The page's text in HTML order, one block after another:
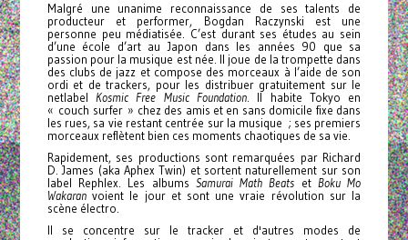
Malgré une unanime reconnaissance de ses talents de
producteur et performer, Bogdan Raczynski est une
personne peu médiatisée. C’est durant ses études au sein
d’une école d’art au Japon dans les années 90 que sa
passion pour la musique est née. Il joue de la trompette dans
des clubs de jazz et compose des morceaux à l’aide de son
ordi et de trackers, pour les distribuer gratuitement sur le
netlabelKosmic Free Music Foundation. Il habite Tokyo en
« couch surfer » chez des amis et en sans domicile fixe dans
les rues, sa vie restant centrée sur la musique ; ses premiers
morceaux reflètent bien ces moments chaotiques de sa vie.
Rapidement, ses productions sont remarquées par Richard
D. James (aka Aphex Twin) et sortent naturellement sur son
label Rephlex. Les albums Samurai Math Beats et Boku Mo
Wakaranvoient le jour et sont une vraie révolution sur la
scène électro.
Il se concentre sur le tracker et d'autres modes de